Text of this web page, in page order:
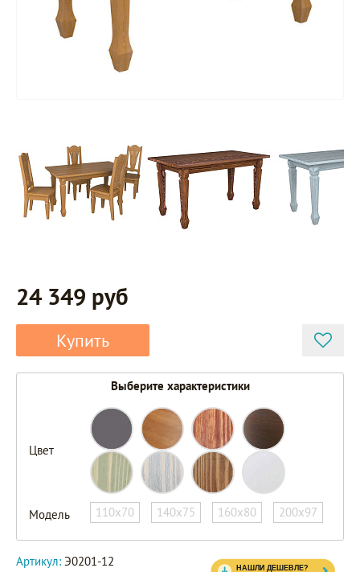
24 349 руб
Купить
Выберите характеристики
Цвет
Модель 110х70 140х75 160х80
200х97
Э0201-
Э0201-
12/2
Э0201-
12/3
Артикул: Э0201-12